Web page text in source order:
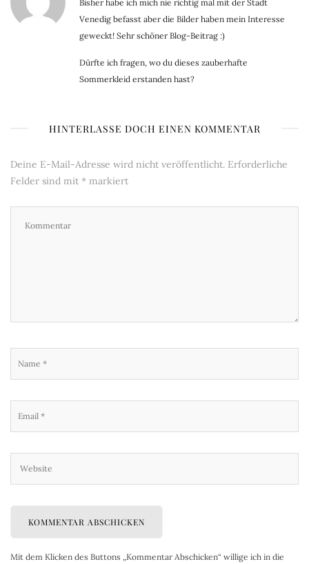
Bisher habe ich mich nie richtig mal mit der Stadt
Venedig befasst aber die Bilder haben mein Interesse
geweckt! Sehr schöner Blog-Beitrag :)
Dürfte ich fragen, wo du dieses zauberhafte
Sommerkleid erstanden hast?
HINTERLASSE DOCH EINEN KOMMENTAR
Deine E-Mail-Adresse wird nicht veröffentlicht. Erforderliche
Felder sind mit * markiert
Mit dem Klicken des Buttons „Kommentar Abschicken“ willige ich in die